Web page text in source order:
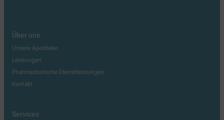
Über uns
Unsere Apotheke
Leistungen
Pharmazeutische Dienstleistungen
Kontakt
Services